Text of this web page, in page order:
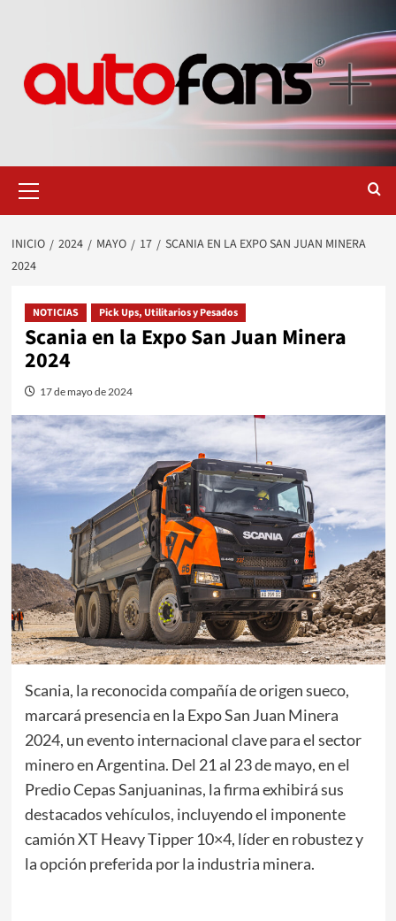
primario
INICIO 2024 MAYO 17
SCANIA EN LA EXPO SAN JUAN MINERA
2024
NOTICIAS Pick Ups, Utilitarios y Pesados
Scania en la Expo San Juan Minera
2024
17 de mayo de 2024
Scania, la reconocida compañía de origen sueco,
marcará presencia en la Expo San Juan Minera
2024, un evento internacional clave para el sector
minero en Argentina. Del 21 al 23 de mayo, en el
Predio Cepas Sanjuaninas, la firma exhibirá sus
destacados vehículos, incluyendo el imponente
camión XT Heavy Tipper 10×4, líder en robustez y
la opción preferida por la industria minera.